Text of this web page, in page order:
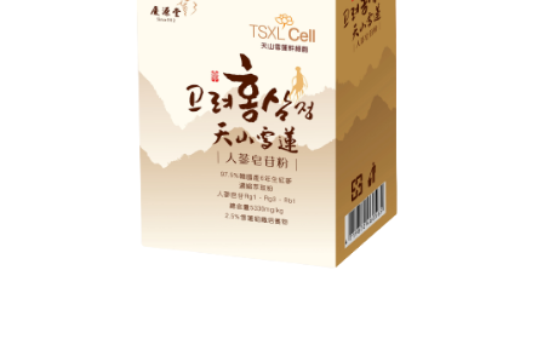
天山雪蓮清氣飲+金箔皂 可任選 (單價600元，任選三件1200